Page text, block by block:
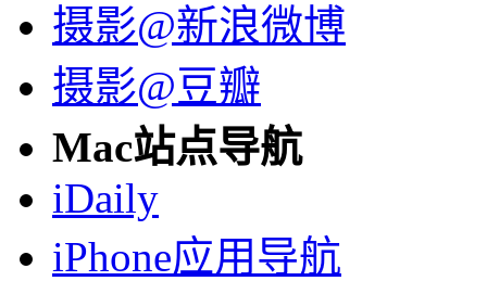
摄影@新浪微博
摄影@豆瓣
Mac站点导航
iDaily
iPhone应用导航